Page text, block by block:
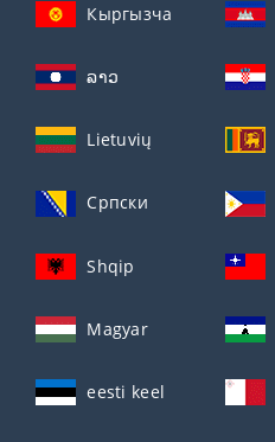
Кыргызча
ລາວ
Lietuvių
Српски
Shqip
Magyar
eesti keel